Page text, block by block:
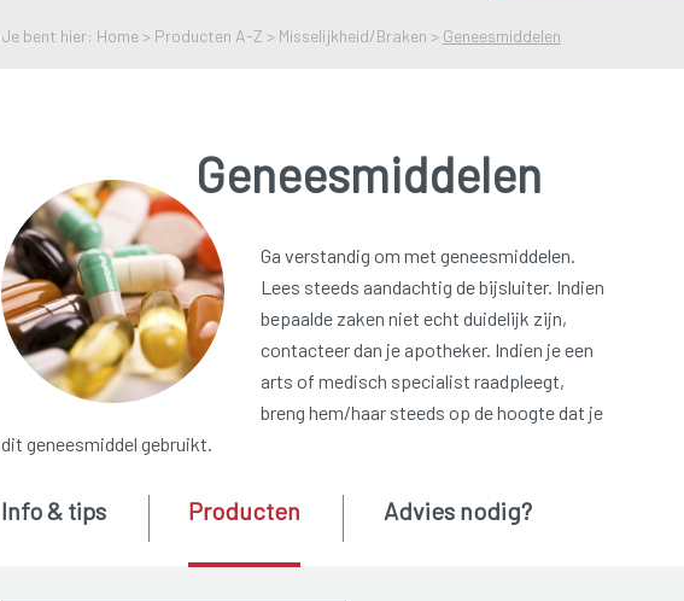
Je bent hier: Home > Producten A-Z > Misselijkheid/Braken > Geneesmiddelen
Geneesmiddelen
Ga verstandig om met geneesmiddelen.
Lees steeds aandachtig de bijsluiter. Indien
bepaalde zaken niet echt duidelijk zijn,
contacteer dan je apotheker. Indien je een
arts of medisch specialist raadpleegt,
breng hem/haar steeds op de hoogte dat je
dit geneesmiddel gebruikt.
Info & tips Producten Advies nodig?